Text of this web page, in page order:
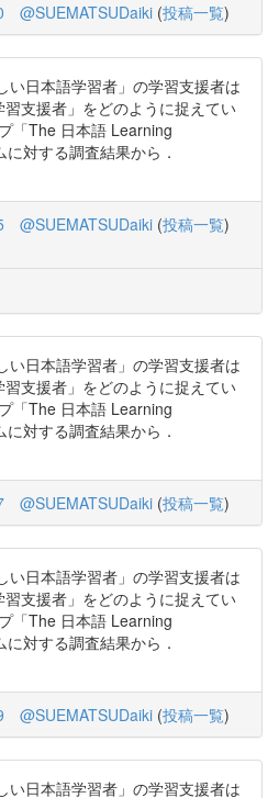
@SUEMATSUDaiki (投稿一覧)
い日本語学習者」の学習支援者は
習支援者」をどのように捉えてい
「The 日本語 Learning
対する調査結果から．
@SUEMATSUDaiki (投稿一覧)
い日本語学習者」の学習支援者は
習支援者」をどのように捉えてい
「The 日本語 Learning
対する調査結果から．
@SUEMATSUDaiki (投稿一覧)
い日本語学習者」の学習支援者は
習支援者」をどのように捉えてい
「The 日本語 Learning
対する調査結果から．
@SUEMATSUDaiki (投稿一覧)
い日本語学習者」の学習支援者は